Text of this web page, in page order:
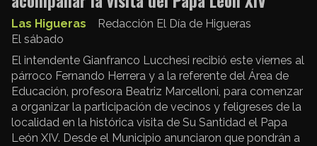
Redacción El Día de Higueras
Las Higueras
El sábado
El intendente Gianfranco Lucchesi recibió este viernes al
párroco Fernando Herrera y a la referente del Área de
Educación, profesora Beatriz Marcelloni, para comenzar
a organizar la participación de vecinos y feligreses de la
localidad en la histórica visita de Su Santidad el Papa
León XIV. Desde el Municipio anunciaron que pondrán a